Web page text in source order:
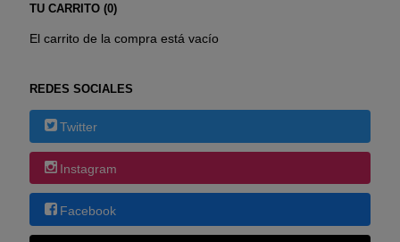
TU CARRITO (0)
El carrito de la compra está vacío
REDES SOCIALES
Twitter
Instagram
Facebook